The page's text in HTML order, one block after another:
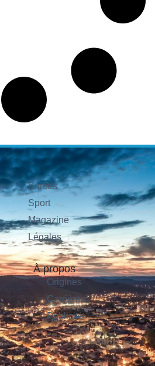
Sorties
Sport
Magazine
Légales
À propos
Origines
Carrières
Publicité